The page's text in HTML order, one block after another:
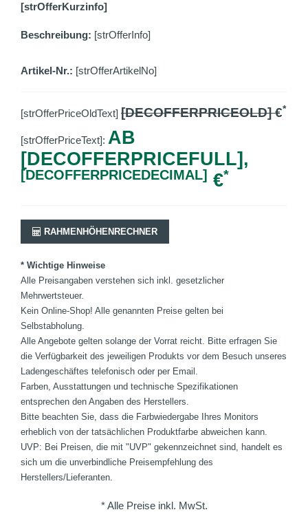
[strOfferKurzinfo]
Beschreibung: [strOfferInfo]
Artikel-Nr.: [strOfferArtikelNo]
[strOfferPriceOldText] [DECOFFERPRICEOLD]€*
[strOfferPriceText]: AB
[DECOFFERPRICEFULL],
[DECOFFERPRICEDECIMAL] €*
RAHMENHÖHENRECHNER
* Wichtige Hinweise
Alle Preisangaben verstehen sich inkl. gesetzlicher
Mehrwertsteuer.
Kein Online-Shop! Alle genannten Preise gelten bei
Selbstabholung.
Alle Angebote gelten solange der Vorrat reicht. Bitte erfragen Sie
die Verfügbarkeit des jeweiligen Produkts vor dem Besuch unseres
Ladengeschäftes telefonisch oder per Email.
Farben, Ausstattungen und technische Spezifikationen
entsprechen den Angaben des Herstellers.
Bitte beachten Sie, dass die Farbwiedergabe Ihres Monitors
erheblich von der tatsächlichen Produktfarbe abweichen kann.
UVP: Bei Preisen, die mit "UVP" gekennzeichnet sind, handelt es
sich um die unverbindliche Preisempfehlung des
Herstellers/Lieferanten.
* Alle Preise inkl. MwSt.